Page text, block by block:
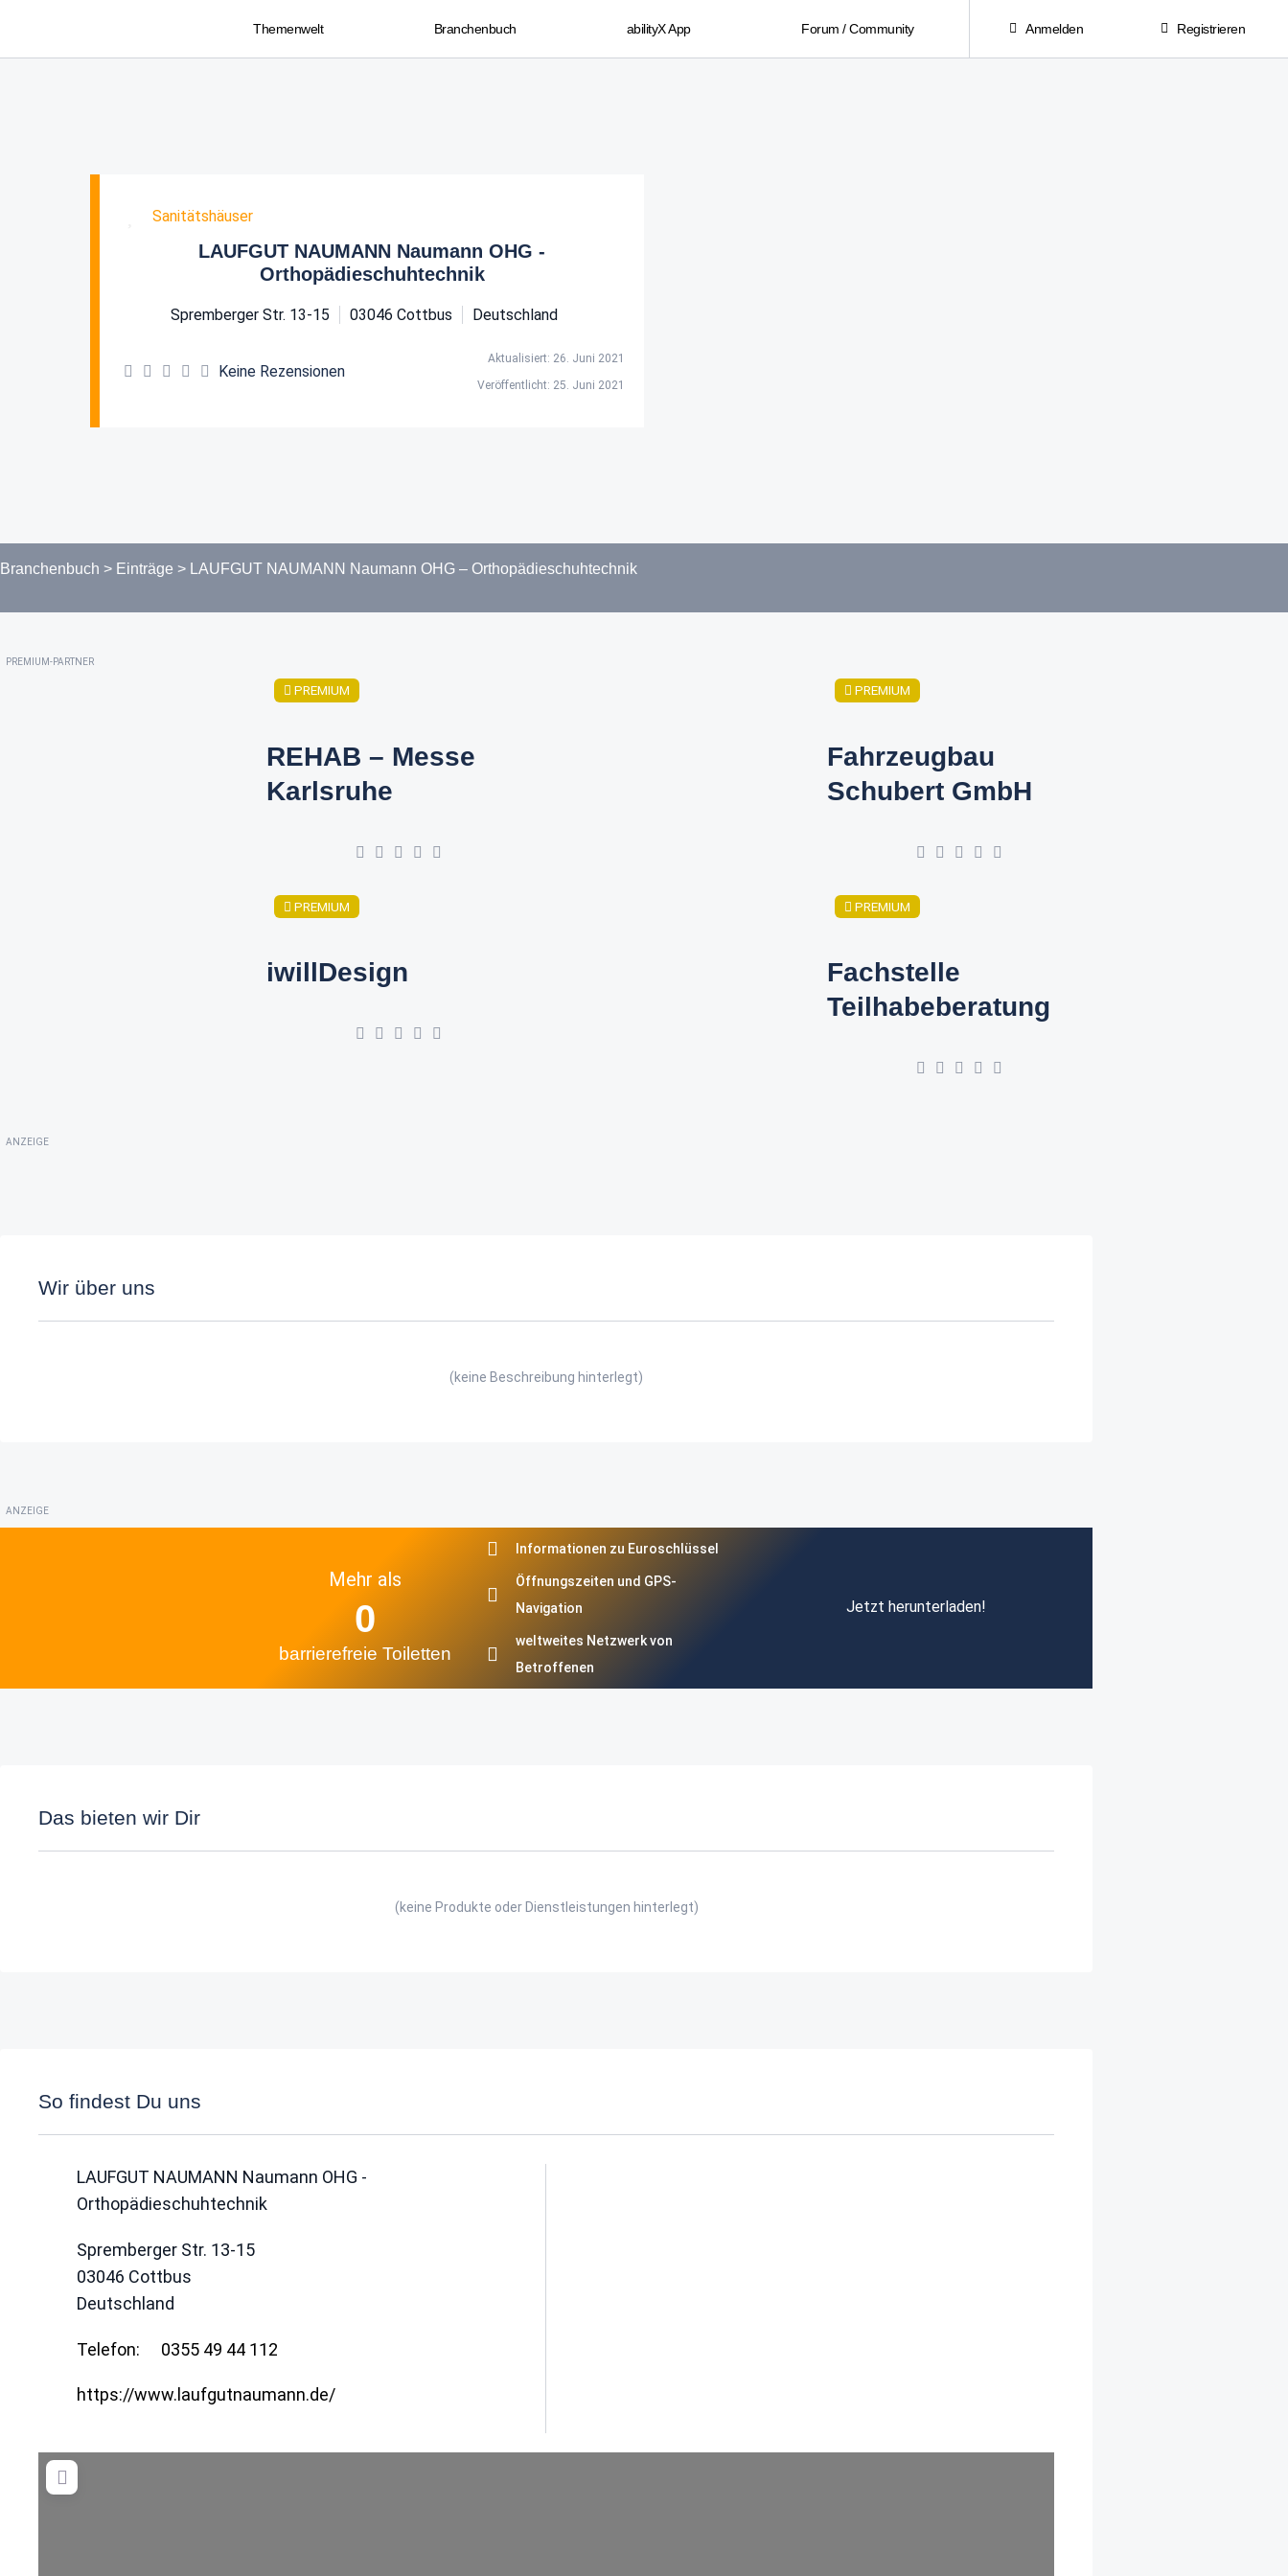
Themenwelt Branchenbuch abilityX App Forum / Community Anmelden Registrieren
Favorit
Sanitätshäuser
LAUFGUT NAUMANN Naumann OHG -
Orthopädieschuhtechnik
Spremberger Str. 13-15 03046 Cottbus Deutschland
Keine Rezensionen
Aktualisiert: 26. Juni 2021
Veröffentlicht: 25. Juni 2021
Branchenbuch > Einträge > LAUFGUT NAUMANN Naumann OHG – Orthopädieschuhtechnik
PREMIUM-PARTNER
PREMIUM
REHAB – Messe
Karlsruhe
PREMIUM
Fahrzeugbau
Schubert GmbH
PREMIUM
iwillDesign
PREMIUM
Fachstelle
Teilhabeberatung
ANZEIGE
Wir über uns
(keine Beschreibung hinterlegt)
ANZEIGE
Mehr als
barrierefreie Toiletten
0
Informationen zu Euroschlüssel
Öffnungszeiten und GPS-
Navigation
weltweites Netzwerk von
Betroffenen
Jetzt herunterladen!
Das bieten wir Dir
(keine Produkte oder Dienstleistungen hinterlegt)
So findest Du uns
LAUFGUT NAUMANN Naumann OHG -
Orthopädieschuhtechnik
Spremberger Str. 13-15
03046 Cottbus
Deutschland
Telefon: 0355 49 44 112
https://www.laufgutnaumann.de/